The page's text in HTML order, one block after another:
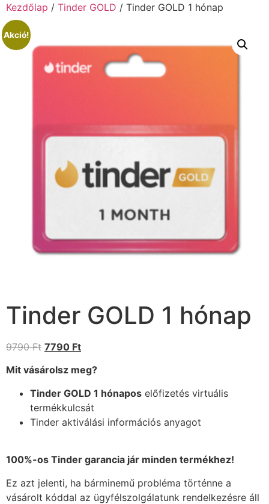
Kezdőlap / Tinder GOLD / Tinder GOLD 1 hónap
Akció!
Tinder GOLD 1 hónap
9790Ft 7790 Ft
Mit vásárolsz meg?
Tinder GOLD 1 hónapos előfizetés virtuális
termékkulcsát
Tinder aktiválási információs anyagot
100%-os Tinder garancia jár minden termékhez!
Ez azt jelenti, ha bárminemű probléma történne a
vásárolt kóddal az ügyfélszolgálatunk rendelkezésre áll